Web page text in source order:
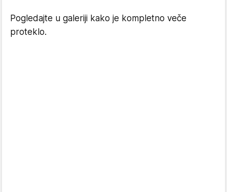
Pogledajte u galeriji kako je kompletno veče
proteklo.